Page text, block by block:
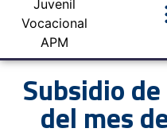
Subsidio
del mes